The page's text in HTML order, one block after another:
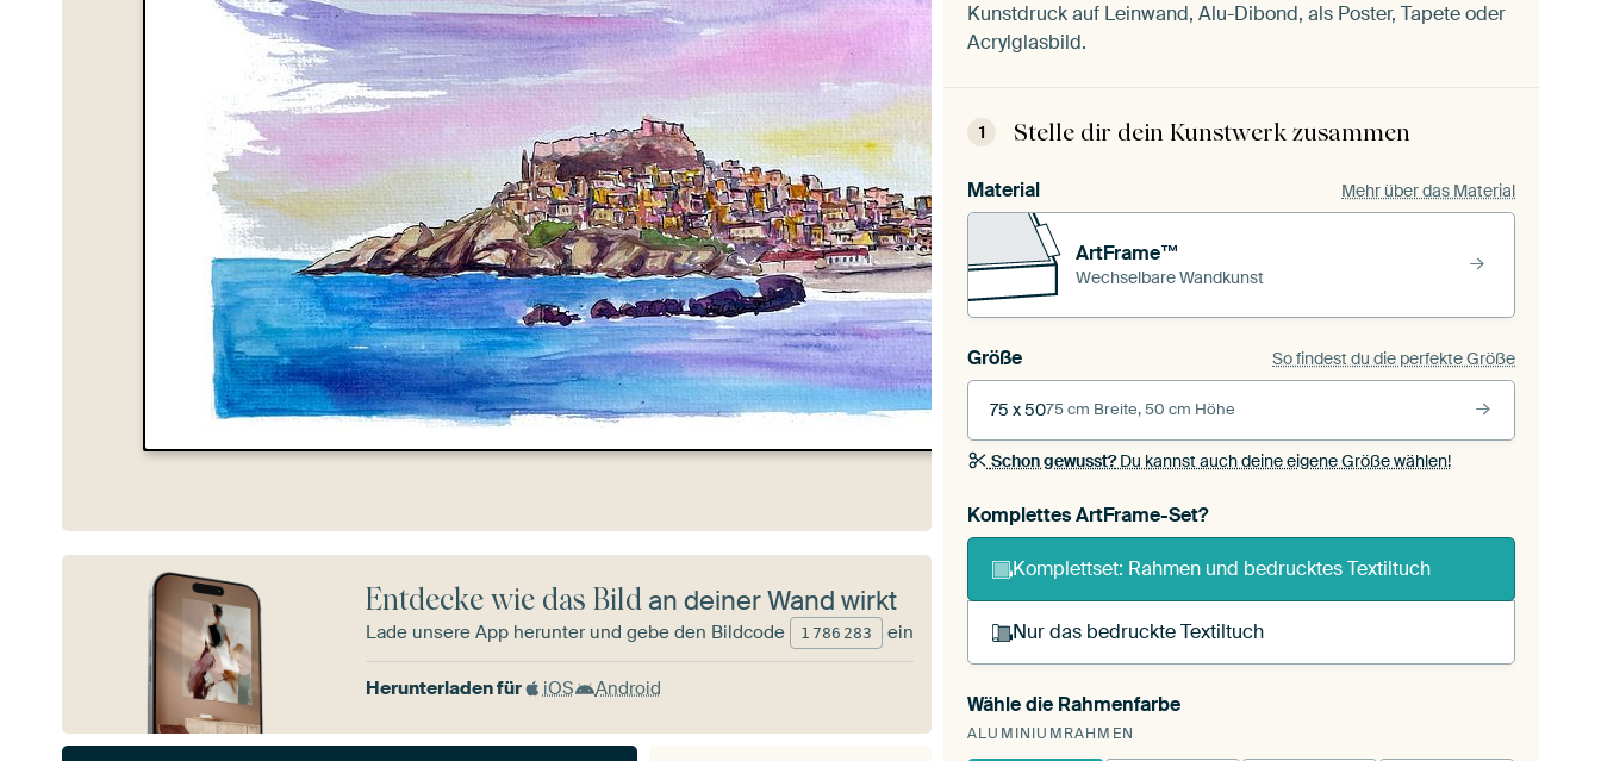
Kunstdruck auf Leinwand, Alu-Dibond, als Poster, Tapete oder
Acrylglasbild.
1 Stelle dir dein Kunstwerk zusammen
Material Mehr über das Material
ArtFrame™
Wechselbare Wandkunst
Größe So findest du die perfekte Größe
75 x 5075 cm Breite, 50 cm Höhe
Schon gewusst?Du kannst auch deine eigene Größe wählen!
Komplettes ArtFrame-Set?
Komplettset: Rahmen und bedrucktes Textiltuch
Nur das bedruckte Textiltuch
Du spannst einen wechselbaren Textiltuch in deinen
vorhandenen ArtFrame™.
Wähle die Rahmenfarbe
ALUMINIUMRAHMEN
Entdecke wie das Bildan deiner Wand wirkt
Lade unsere App herunter und gebe den Bildcode 1 786 283 ein
Herunterladen für iOS Android